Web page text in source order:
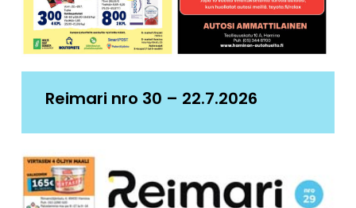
Reimari nro 30 – 22.7.2026